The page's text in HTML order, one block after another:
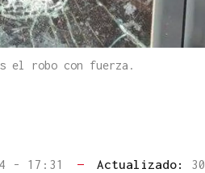
el robo con fuerza.
- 17:31 — Actualizado: